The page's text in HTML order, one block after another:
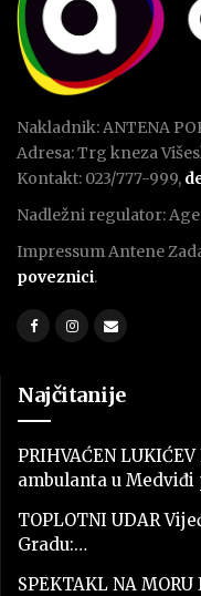
Nakladnik: ANTENA
Adresa: Trg kneza
Kontakt: 023/777-999,
Nadležni regulator:
Impressum Antene
poveznici.
Najčitanije
PRIHVAĆEN
ambulanta u Medviđi
TOPLOTNI UDAR
Gradu:…
SPEKTAKL NA